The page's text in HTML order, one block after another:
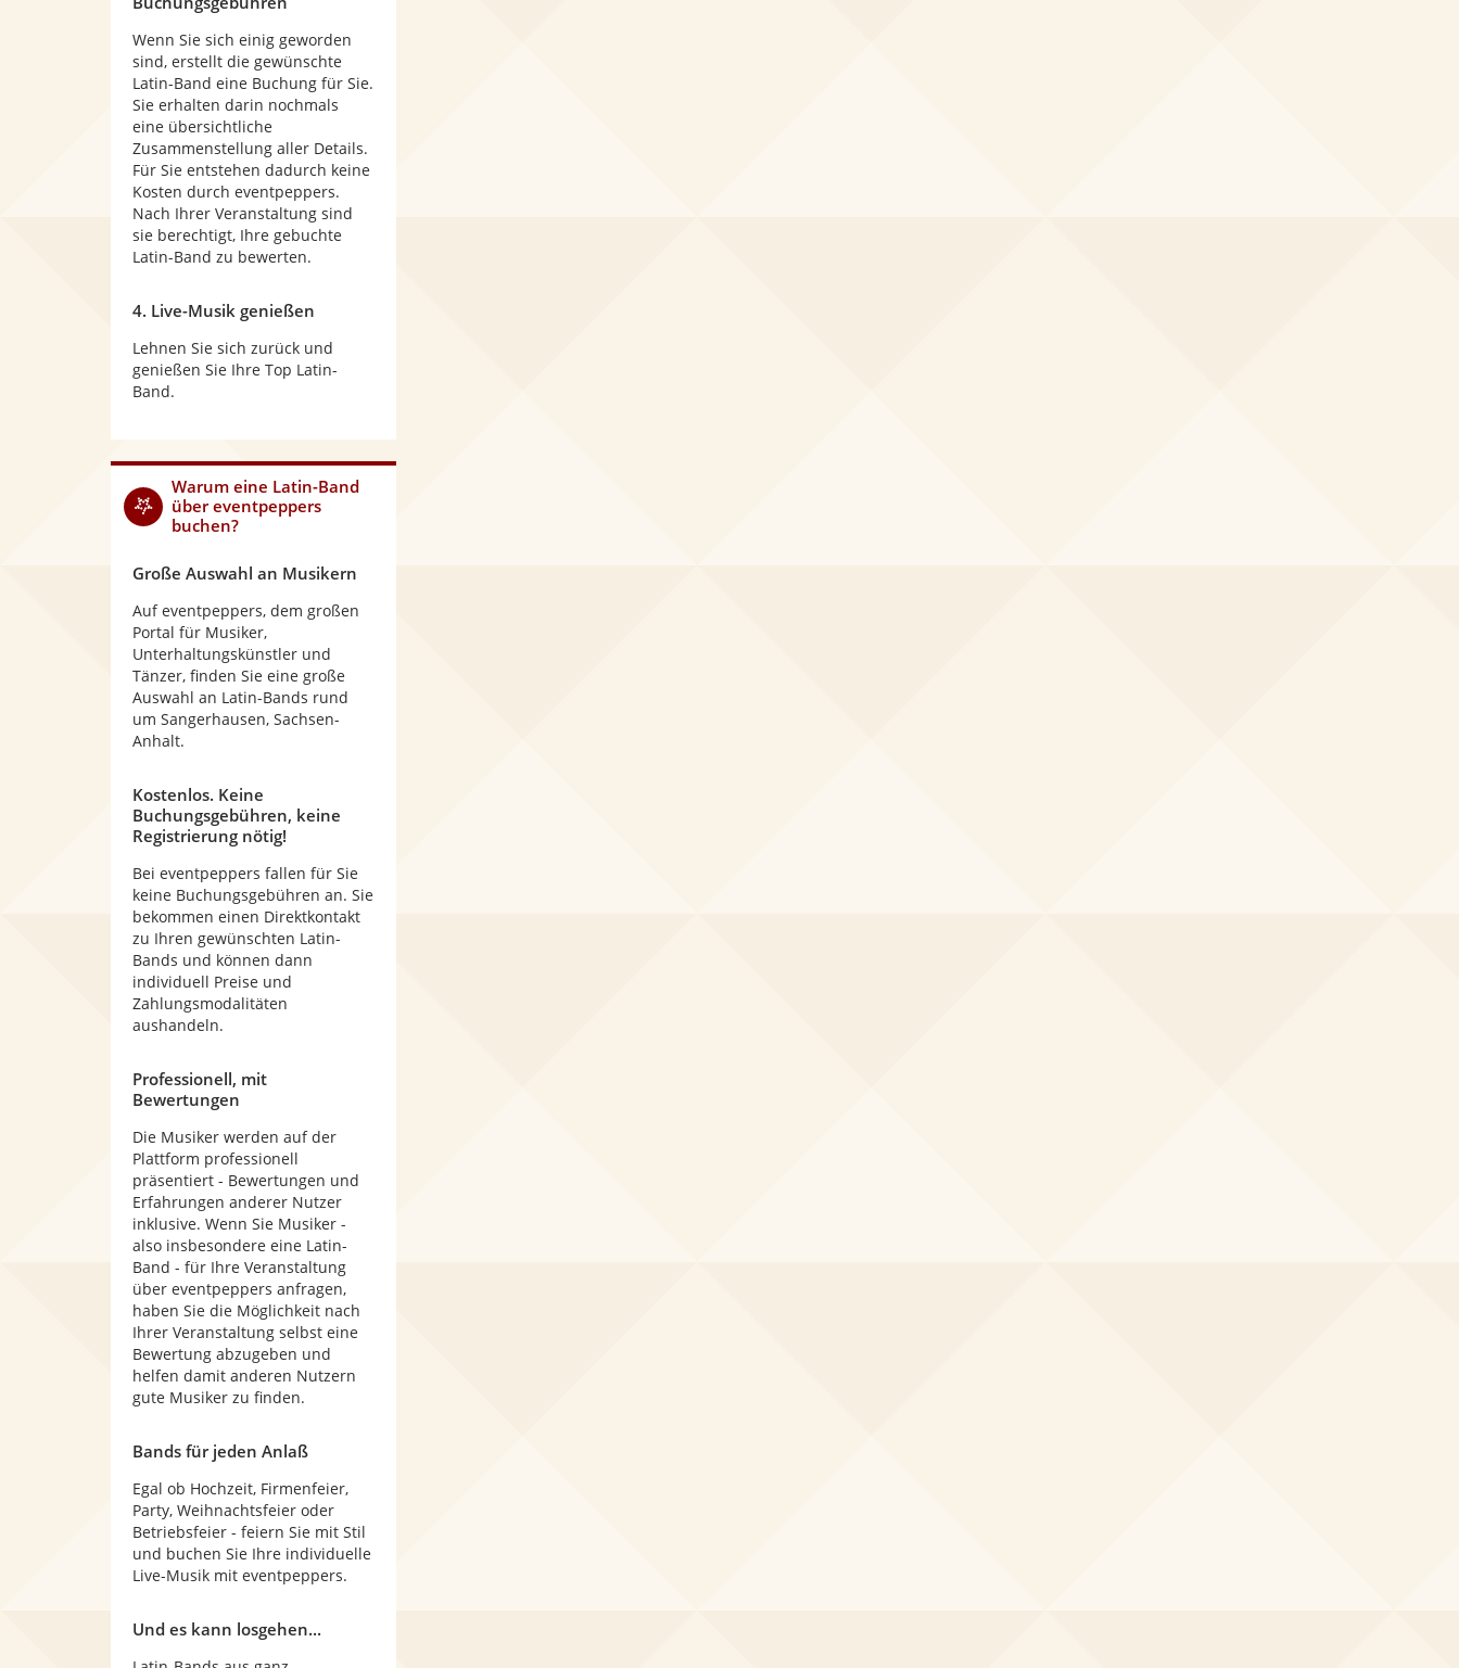
Wenn Sie sich einig geworden
sind, erstellt die gewünschte
Latin-Band eine Buchung für Sie.
Sie erhalten darin nochmals
eine übersichtliche
Zusammenstellung aller Details.
Für Sie entstehen dadurch keine
Kosten durch eventpeppers.
Nach Ihrer Veranstaltung sind
sie berechtigt, Ihre gebuchte
Latin-Band zu bewerten.
4. Live-Musik genießen
Lehnen Sie sich zurück und
genießen Sie Ihre Top Latin-
Band.
Warum eine Latin-Band
über eventpeppers
buchen?
Große Auswahl an Musikern
Auf eventpeppers, dem großen
Portal für Musiker,
Unterhaltungskünstler und
Tänzer, finden Sie eine große
Auswahl an Latin-Bands rund
um Sangerhausen, Sachsen-
Anhalt.
Kostenlos. Keine
Buchungsgebühren, keine
Registrierung nötig!
Bei eventpeppers fallen für Sie
keine Buchungsgebühren an. Sie
bekommen einen Direktkontakt
zu Ihren gewünschten Latin-
Bands und können dann
individuell Preise und
Zahlungsmodalitäten
aushandeln.
Professionell, mit
Bewertungen
Die Musiker werden auf der
Plattform professionell
präsentiert - Bewertungen und
Erfahrungen anderer Nutzer
inklusive. Wenn Sie Musiker -
also insbesondere eine Latin-
Band - für Ihre Veranstaltung
über eventpeppers anfragen,
haben Sie die Möglichkeit nach
Ihrer Veranstaltung selbst eine
Bewertung abzugeben und
helfen damit anderen Nutzern
gute Musiker zu finden.
Bands für jeden Anlaß
Egal ob Hochzeit, Firmenfeier,
Party, Weihnachtsfeier oder
Betriebsfeier - feiern Sie mit Stil
und buchen Sie Ihre individuelle
Live-Musik mit eventpeppers.
Und es kann losgehen...